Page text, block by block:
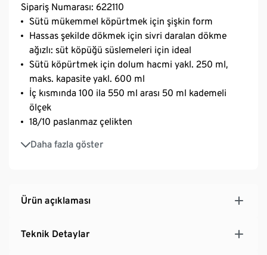
Sipariş Numarası: 622110
Sütü mükemmel köpürtmek için şişkin form
Hassas şekilde dökmek için sivri daralan dökme
ağızlı: süt köpüğü süslemeleri için ideal
Sütü köpürtmek için dolum hacmi yakl. 250 ml,
maks. kapasite yakl. 600 ml
İç kısmında 100 ila 550 ml arası 50 ml kademeli
ölçek
18/10 paslanmaz çelikten
Daha fazla göster
Bulaşık makinesinde yıkanabilir
Ürün açıklaması
Teknik Detaylar